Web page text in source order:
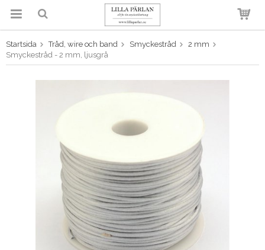
Produkten har blivit tillagd i
Startsida Tråd, wire och band Smyckestråd
2 mm
Smyckestråd - 2 mm, ljusgrå